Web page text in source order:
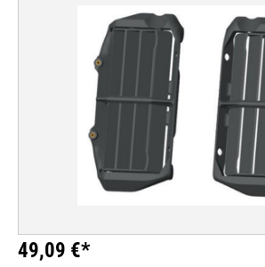
Bildergalerie überspringen
49,09 €*